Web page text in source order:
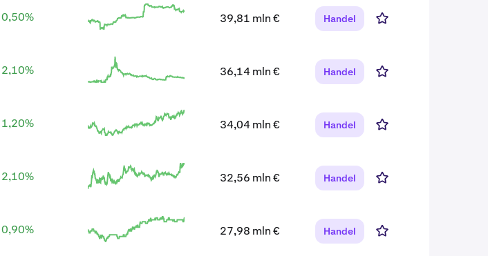
0,50% 39,81 mln € Handel
2,10% 36,14 mln € Handel
1,20% 34,04 mln € Handel
2,10% 32,56 mln € Handel
0,90% 27,98 mln € Handel